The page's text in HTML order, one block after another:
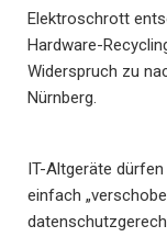
Elektroschrott
Hardware-
Widerspruch zu
Nürnberg.
IT-Altgeräte
einfach